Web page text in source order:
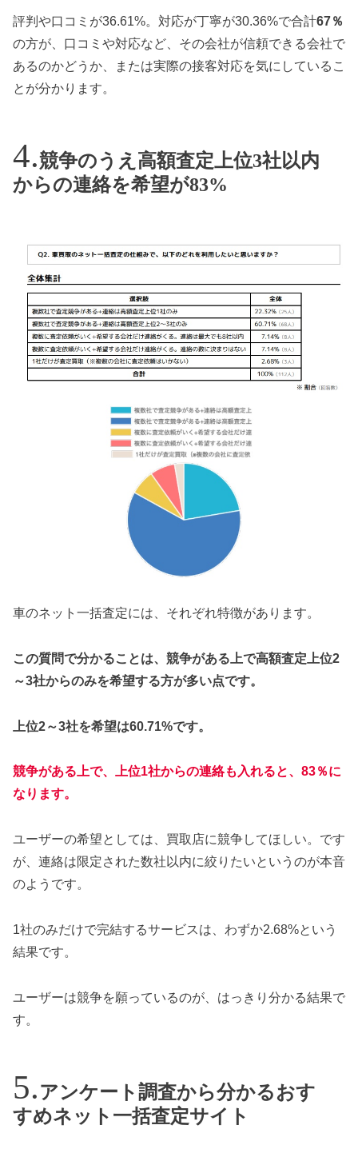
評判や口コミが36.61%。対応が丁寧が30.36%で合計67％
の方が、口コミや対応など、その会社が信頼できる会社で
あるのかどうか、または実際の接客対応を気にしているこ
とが分かります。
競争のうえ高額査定上位3社以内
からの連絡を希望が83%
車のネット一括査定には、それぞれ特徴があります。
この質問で分かることは、競争がある上で高額査定上位2
～3社からのみを希望する方が多い点です。
上位2～3社を希望は60.71%です。
競争がある上で、上位1社からの連絡も入れると、83％に
なります。
ユーザーの希望としては、買取店に競争してほしい。です
が、連絡は限定された数社以内に絞りたいというのが本音
のようです。
1社のみだけで完結するサービスは、わずか2.68%という
結果です。
ユーザーは競争を願っているのが、はっきり分かる結果で
す。
アンケート調査から分かるおす
すめネット一括査定サイト